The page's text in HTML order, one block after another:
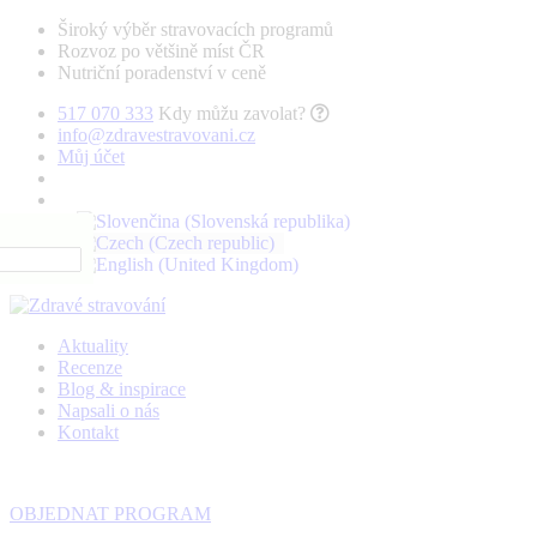
Široký výběr stravovacích programů
Rozvoz po většině míst ČR
Nutriční poradenství v ceně
517 070 333 Kdy můžu zavolat?
info@zdravestravovani.cz
Můj účet
Aktuality
Recenze
Blog & inspirace
Napsali o nás
Kontakt
OBJEDNAT PROGRAM